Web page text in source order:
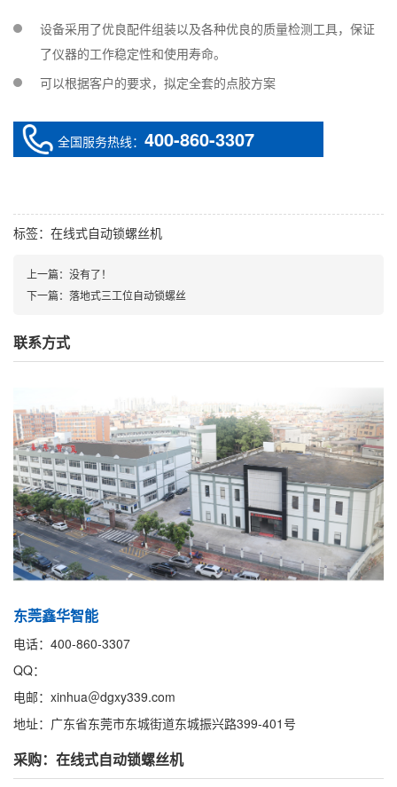
设备采用了优良配件组装以及各种优良的质量检测工具，保证
了仪器的工作稳定性和使用寿命。
可以根据客户的要求，拟定全套的点胶方案
全国服务热线： 400-860-3307
标签： 在线式自动锁螺丝机
上一篇：没有了！
下一篇： 落地式三工位自动锁螺丝
联系方式
东莞鑫华智能
电话：400-860-3307
QQ：
电邮：xinhua＠dgxy339.com
地址：广东省东莞市东城街道东城振兴路399-401号
采购：在线式自动锁螺丝机